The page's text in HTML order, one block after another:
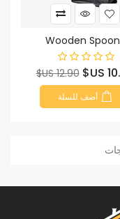
Wooden
السعر
الأساسي
12.90 US$
أضف للسلة